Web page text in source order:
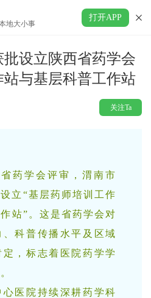
地大小事
打开APP
设立陕西省药学会
与基层科普工作站
关注Ta
药学会评审，渭南市
立“基层药师培训工作
站”。这是省药学会对
科普传播水平及区域
，标志着医院药学学
医院持续深耕药学科